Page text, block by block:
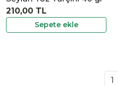
Sepete ekle
210,00 TL
1